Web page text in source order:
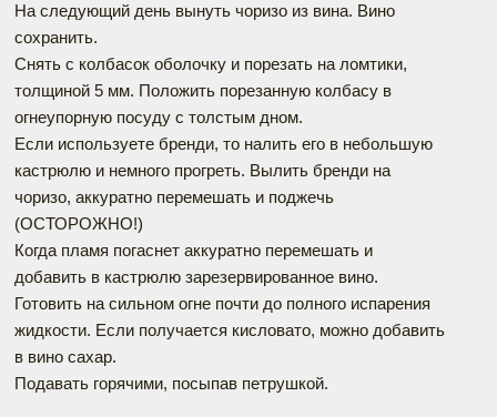
На следующий день вынуть чоризо из вина. Вино
сохранить.
Снять с колбасок оболочку и порезать на ломтики,
толщиной 5 мм. Положить порезанную колбасу в
огнеупорную посуду с толстым дном.
Если используете бренди, то налить его в небольшую
кастрюлю и немного прогреть. Вылить бренди на
чоризо, аккуратно перемешать и поджечь
(ОСТОРОЖНО!)
Когда пламя погаснет аккуратно перемешать и
добавить в кастрюлю зарезервированное вино.
Готовить на сильном огне почти до полного испарения
жидкости. Если получается кисловато, можно добавить
в вино сахар.
Подавать горячими, посыпав петрушкой.